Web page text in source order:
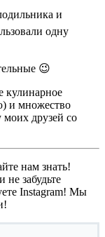
и
одну
😉
кулинарное
и множество
моих друзей со
нам знать!
не забудьте
Instagram! Мы